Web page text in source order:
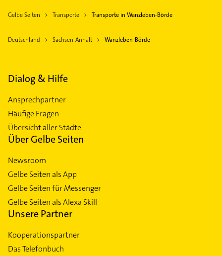
Gelbe Seiten Transporte Transporte in Wanzleben-Börde
Deutschland Sachsen-Anhalt Wanzleben-Börde
Dialog & Hilfe
Ansprechpartner
Häufige Fragen
Übersicht aller Städte
Über Gelbe Seiten
Newsroom
Gelbe Seiten als App
Gelbe Seiten für Messenger
Gelbe Seiten als Alexa Skill
Unsere Partner
Kooperationspartner
Das Telefonbuch